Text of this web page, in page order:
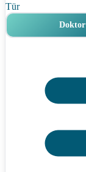
Tür
Doktor